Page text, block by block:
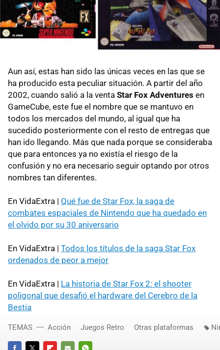
Aun así, estas han sido las únicas veces en las que se
ha producido esta peculiar situación. A partir del año
2002, cuando salió a la venta Star Fox Adventures en
GameCube, este fue el nombre que se mantuvo en
todos los mercados del mundo, al igual que ha
sucedido posteriormente con el resto de entregas que
han ido llegando. Más que nada porque se consideraba
que para entonces ya no existía el riesgo de la
confusión y no era necesario seguir optando por otros
nombres tan diferentes.
En VidaExtra | Qué fue de Star Fox, la saga de
combates espaciales de Nintendo que ha quedado en
el olvido por su 30 aniversario
En VidaExtra | Todos los títulos de la saga Star Fox
ordenados de peor a mejor
En VidaExtra | La historia de Star Fox 2: el shooter
poligonal que desafió el hardware del Cerebro de la
Bestia
TEMAS Acción Juegos Retro Otras plataformas